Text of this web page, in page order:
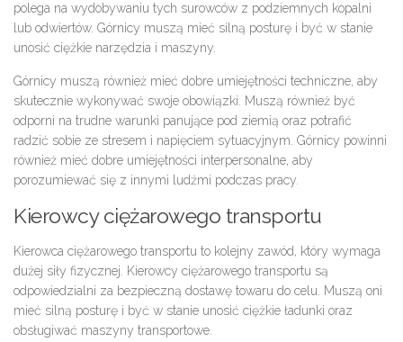
polega na wydobywaniu tych surowców z podziemnych kopalni
lub odwiertów. Górnicy muszą mieć silną posturę i być w stanie
unosić ciężkie narzędzia i maszyny.
Górnicy muszą również mieć dobre umiejętności techniczne, aby
skutecznie wykonywać swoje obowiązki. Muszą również być
odporni na trudne warunki panujące pod ziemią oraz potrafić
radzić sobie ze stresem i napięciem sytuacyjnym. Górnicy powinni
również mieć dobre umiejętności interpersonalne, aby
porozumiewać się z innymi ludźmi podczas pracy.
Kierowcy ciężarowego transportu
Kierowca ciężarowego transportu to kolejny zawód, który wymaga
dużej siły fizycznej. Kierowcy ciężarowego transportu są
odpowiedzialni za bezpieczną dostawę towaru do celu. Muszą oni
mieć silną posturę i być w stanie unosić ciężkie ładunki oraz
obsługiwać maszyny transportowe.